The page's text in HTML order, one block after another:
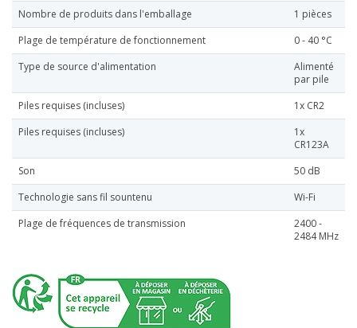
Nombre de produits dans l'emballage
1 pièces
Plage de température de fonctionnement
0 - 40 °C
Type de source d'alimentation
Alimenté
par pile
Piles requises (incluses)
1x CR2
Piles requises (incluses)
1x
CR123A
Son
50 dB
Technologie sans fil sountenu
Wi-Fi
Plage de fréquences de transmission
2400 -
2484 MHz